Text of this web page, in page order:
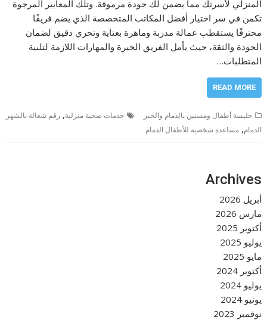
المنزلي لأسرتك مما يضمن لك جودة مرموقة. وتلك المعايير المرجوة
تكمن في سر اختيار أفضل المكاتب المتخصصة الذي يضم فريقًا
محترفًا يستقطب عمالة مدربة وماهرة بعناية وتحري دقيق لضمان
الجودة والثقة، حيث يأمل الفريق الخبرة والمهارات اللازمة لتلبية
المتطلبات…
READ MORE
جليسة أطفال ومسنين بالدمام والخبر خدمات صحية منزلية, رقم شغالة بالشهر
الدمام,مساعدة شخصية للأطفال الدمام
Archives
أبريل 2026
مارس 2026
أكتوبر 2025
يوليو 2025
مايو 2025
أكتوبر 2024
يوليو 2024
يونيو 2024
نوفمبر 2023